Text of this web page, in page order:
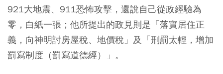
921大地震、911恐怖攻擊，還說自己從政經驗為
零，白紙一張；他所提出的政見則是「落實居住正
義，向神明討房屋稅、地價稅」及「刑罰太輕，增加
罰寫制度（罰寫道德經）」。